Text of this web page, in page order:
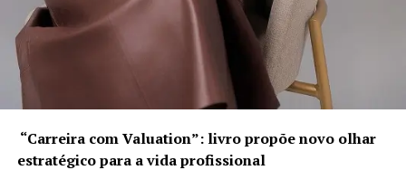
Molho Al Limone
3 colheres (sopa) de azeite
1 cebola pequena ralada
1 litro de creme de leite fresco
“Carreira com Valuation”: livro propõe novo olhar
estratégico para a vida profissional